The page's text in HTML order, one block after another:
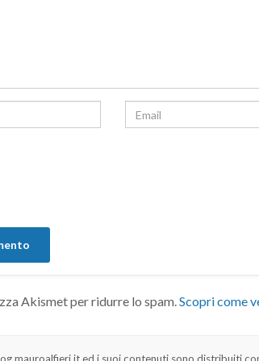
Akismet per ridurre lo spam.Scopri come